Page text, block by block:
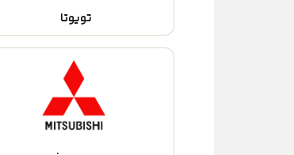
تویوتا